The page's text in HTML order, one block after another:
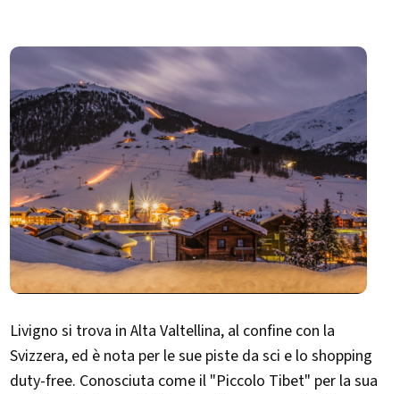
Livigno si trova in Alta Valtellina, al confine con la
Svizzera, ed è nota per le sue piste da sci e lo shopping
duty-free. Conosciuta come il "​Piccolo Tibet" per la sua